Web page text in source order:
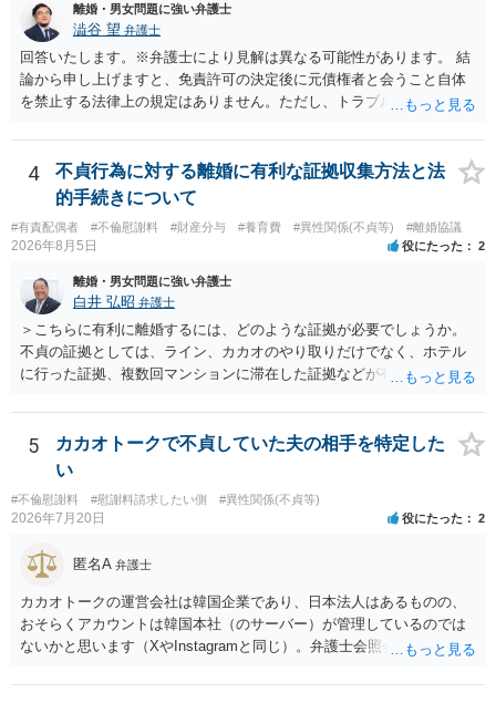
れるため、 120万円のみについて交渉を続けることがベターかと存じ
ます。
通しを過度に楽観的に言い過ぎないか、質問に具体的に答えてくれる
か、連絡方法（メール、電話、弁護士直接か事務局員を介するかな
ど）や対応スピードが合うかを確認するとよいと思います。いずれに
しましても、弁護士への相談・依頼にあたっては、証拠資料、夫と相
手方の関係、相手方の氏名・住所等、夫婦関係への影響、離婚予定の
離婚・男女問題に強い弁護士
澁谷 望 弁護士
回答いたします。※弁護士により見解は異なる可能性があります。 結
論から申し上げますと、免責許可の決定後に元債権者と会うこと自体
を禁止する法律上の規定はありません。ただし、トラブル防止の観点
ントは以下の通りです。 ・金銭のやり取りや返済の約束は絶対にしな
い（免責された借金を任意でも支払ってしまうとトラブルの元になり
ます） ・過去のDVや過剰請求の経緯を踏まえ、相手の感情に流されな
い ・予定通り毅然とした態度で距離を置く 法律上の制限はないもの
の、ご自身の生活と精神的な安定を守るためにも、お互いに距離を置
くというご判断は非常に賢明かと思います。
4
不貞行為に対する離婚に有利な証拠収集方法と法
的手続きについて
#有責配偶者 #不倫慰謝料 #財産分与 #養育費 #異性関係(不貞等) #離婚協議
2026年8月5日 役にたった 2
離婚・男女問題に強い弁護士
白井 弘昭 弁護士
＞こちらに有利に離婚するには、どのような証拠が必要でしょうか。
不貞の証拠としては、ライン、カカオのやり取りだけでなく、ホテル
に行った証拠、複数回マンションに滞在した証拠などが有効です。 不
婚する、慰謝料をとるなど）ことができると思われます。 ただし、不
貞発覚後、長期間同居を続けると、不貞を許したとの評価につながる
場合がありますので、ご注意ください。 以上、ご参考まで。
5
カカオトークで不貞していた夫の相手を特定した
い
#不倫慰謝料 #慰謝料請求したい側 #異性関係(不貞等)
2026年7月20日 役にたった 2
匿名A 弁護士
カカオトークの運営会社は韓国企業であり、日本法人はあるものの、
おそらくアカウントは韓国本社（のサーバー）が管理しているのでは
ないかと思います（XやInstagramと同じ）。弁護士会照会は日本法に
対する照会は基本的にできないと解されています（弁護士会によって